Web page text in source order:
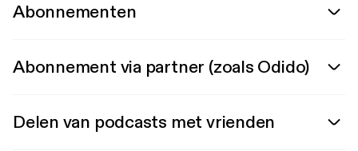
Abonnementen
Abonnement via partner (zoals Odido)
Delen van podcasts met vrienden